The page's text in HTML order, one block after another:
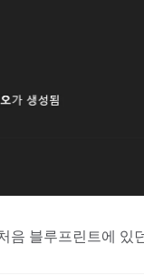
음 블루프린트에 있